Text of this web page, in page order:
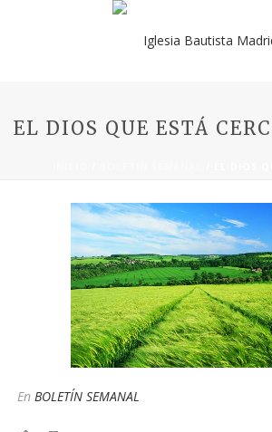
EL DIOS QUE ESTÁ
En BOLETÍN SEMANAL